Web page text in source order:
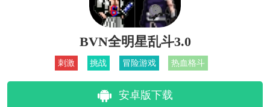
BVN全明星乱斗3.0
刺激 挑战 冒险游戏 热血格斗
安卓版下载